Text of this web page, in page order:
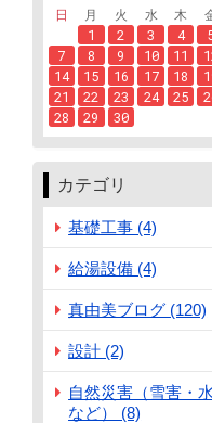
日
月 火 水 木
1
2 3 4
7
8 9 10 11
14
15 16 17 18
21
22 23 24 25
28
29 30
カテゴリ
基礎工事 (4)
給湯設備 (4)
真由美ブログ (120)
設計 (2)
自然災害（雪害・
など） (8)